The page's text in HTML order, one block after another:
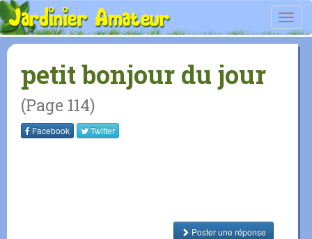
petit bonjour du jour
(Page 114)
Facebook Twitter
Poster une réponse